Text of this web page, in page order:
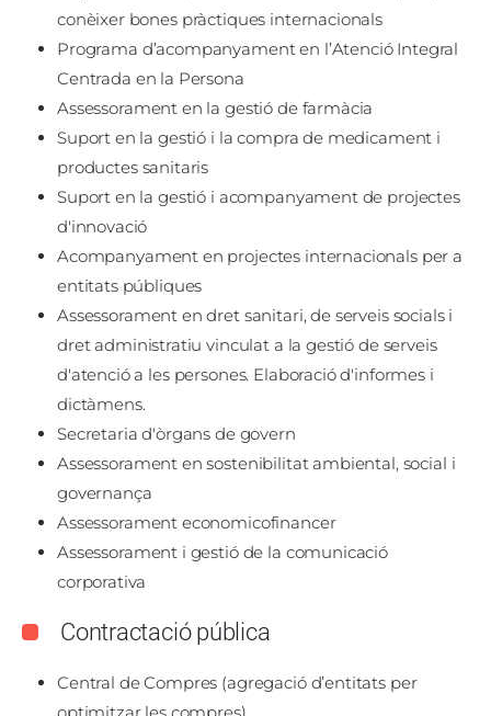
conèixer bones pràctiques internacionals
Programa d’acompanyament en l’Atenció Integral
Centrada en la Persona
Assessorament en la gestió de farmàcia
Suport en la gestió i la compra de medicament i
productes sanitaris
Suport en la gestió i acompanyament de projectes
d'innovació
Acompanyament en projectes internacionals per a
entitats públiques
Assessorament en dret sanitari, de serveis socials i
dret administratiu vinculat a la gestió de serveis
d'atenció a les persones. Elaboració d'informes i
dictàmens.
Secretaria d'òrgans de govern
Assessorament en sostenibilitat ambiental, social i
governança
Assessorament economicofinancer
Assessorament i gestió de la comunicació
corporativa
Contractació pública
Central de Compres (agregació d’entitats per